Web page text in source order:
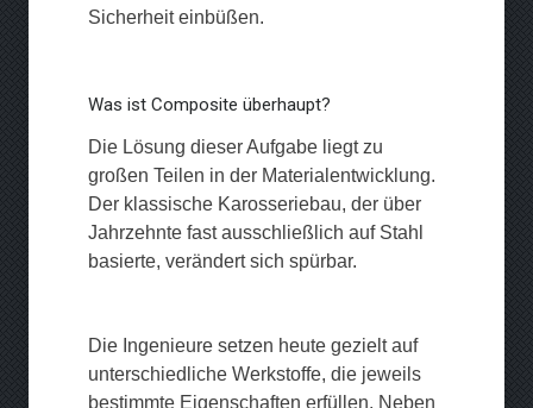
Sicherheit einbüßen.
Was ist Composite überhaupt?
Die Lösung dieser Aufgabe liegt zu
großen Teilen in der Materialentwicklung.
Der klassische Karosseriebau, der über
Jahrzehnte fast ausschließlich auf Stahl
basierte, verändert sich spürbar.
Die Ingenieure setzen heute gezielt auf
unterschiedliche Werkstoffe, die jeweils
bestimmte Eigenschaften erfüllen. Neben